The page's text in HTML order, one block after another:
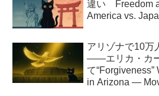
違い Freedom
America vs.
アリゾナで10万
――エリカ・カ
て
in Arizona —